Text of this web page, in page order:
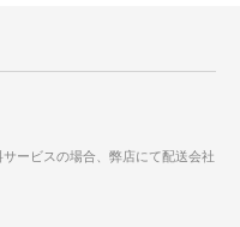
ービスの場合、弊店にて配送会社